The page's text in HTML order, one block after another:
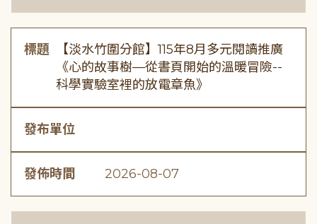
標題
【淡水竹圍分館】115年8月多元閱讀推廣
《心的故事樹—從書頁開始的溫暖冒險--
科學實驗室裡的放電章魚》
發布單位
發佈時間 2026-08-07